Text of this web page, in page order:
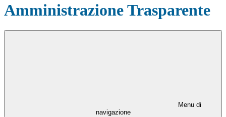
Amministrazione Trasparente
Menu di
navigazione